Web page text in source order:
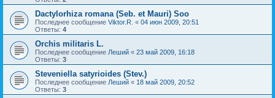
Dactylorhiza romana (Seb. et Mauri) Soo
Последнее сообщение Viktor.R. « 04 июн 2009, 20:51
Ответы: 4
Orchis militaris L.
Последнее сообщение Леший « 23 май 2009, 16:18
Ответы: 3
Steveniella satyrioides (Stev.)
Последнее сообщение Леший « 18 май 2009, 20:52
Ответы: 3